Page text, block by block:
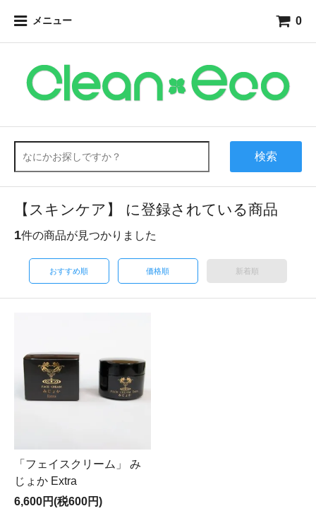
メニュー 0
検索
【スキンケア】 に登録されている商品
1件の商品が見つかりました
おすすめ順 価格順 新着順
「フェイスクリーム」 み
じょか Extra
6,600円(税600円)